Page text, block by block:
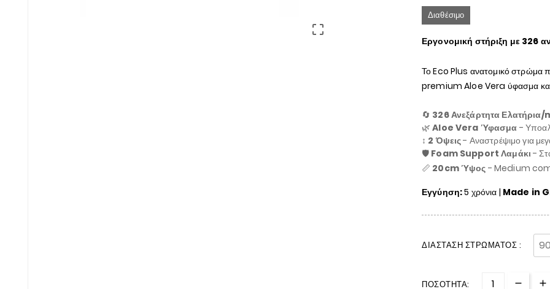

Διαθέσιμο
Εργονομική στήριξη με 326
Το Eco Plus ανατομικό στρώμα
premium Aloe Vera ύφασμα και
🔄 326 Ανεξάρτητα Ελατήρια/
🌿Aloe Vera Ύφασμα -
↕️ 2 Όψεις- Αναστρέψιμο για
🛡️ Foam Support Λαμάκι -
📏 20cm Ύψος - Medium
Εγγύηση:5 χρόνια | Made in
ΔΙΆΣΤΑΣΗ ΣΤΡΏΜΑΤΟΣ :
ΠΟΣΌΤΗΤΑ: